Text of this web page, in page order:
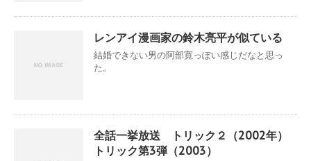
レンアイ漫画家の鈴木亮平が似ている
結婚できない男の阿部寛っぽい感じだなと思っ
た。
全話一挙放送 トリック２（2002年）
トリック第3弾（2003）